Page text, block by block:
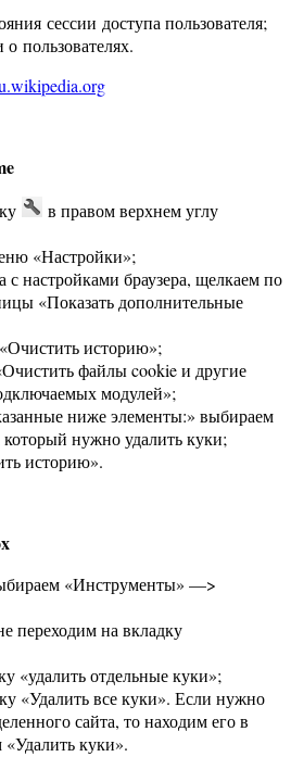
сессии доступа пользователя;
о пользователях.
в правом верхнем углу
«Настройки»;
с настройками браузера, щелкаем по
«Показать дополнительные
историю»;
файлы cookie и другие
модулей»;
ниже элементы:» выбираем
нужно удалить куки;
историю».
«Инструменты» —>
переходим на вкладку
«удалить отдельные куки»;
«Удалить все куки». Если нужно
сайта, то находим его в
куки».